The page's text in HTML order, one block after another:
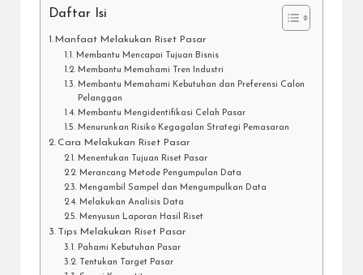
Daftar Isi
Manfaat Melakukan Riset Pasar
Membantu Mencapai Tujuan Bisnis
Membantu Memahami Tren Industri
Membantu Memahami Kebutuhan dan Preferensi Calon
Pelanggan
Membantu Mengidentifikasi Celah Pasar
Menurunkan Risiko Kegagalan Strategi Pemasaran
Cara Melakukan Riset Pasar
Menentukan Tujuan Riset Pasar
Merancang Metode Pengumpulan Data
Mengambil Sampel dan Mengumpulkan Data
Melakukan Analisis Data
Menyusun Laporan Hasil Riset
Tips Melakukan Riset Pasar
Pahami Kebutuhan Pasar
Tentukan Target Pasar